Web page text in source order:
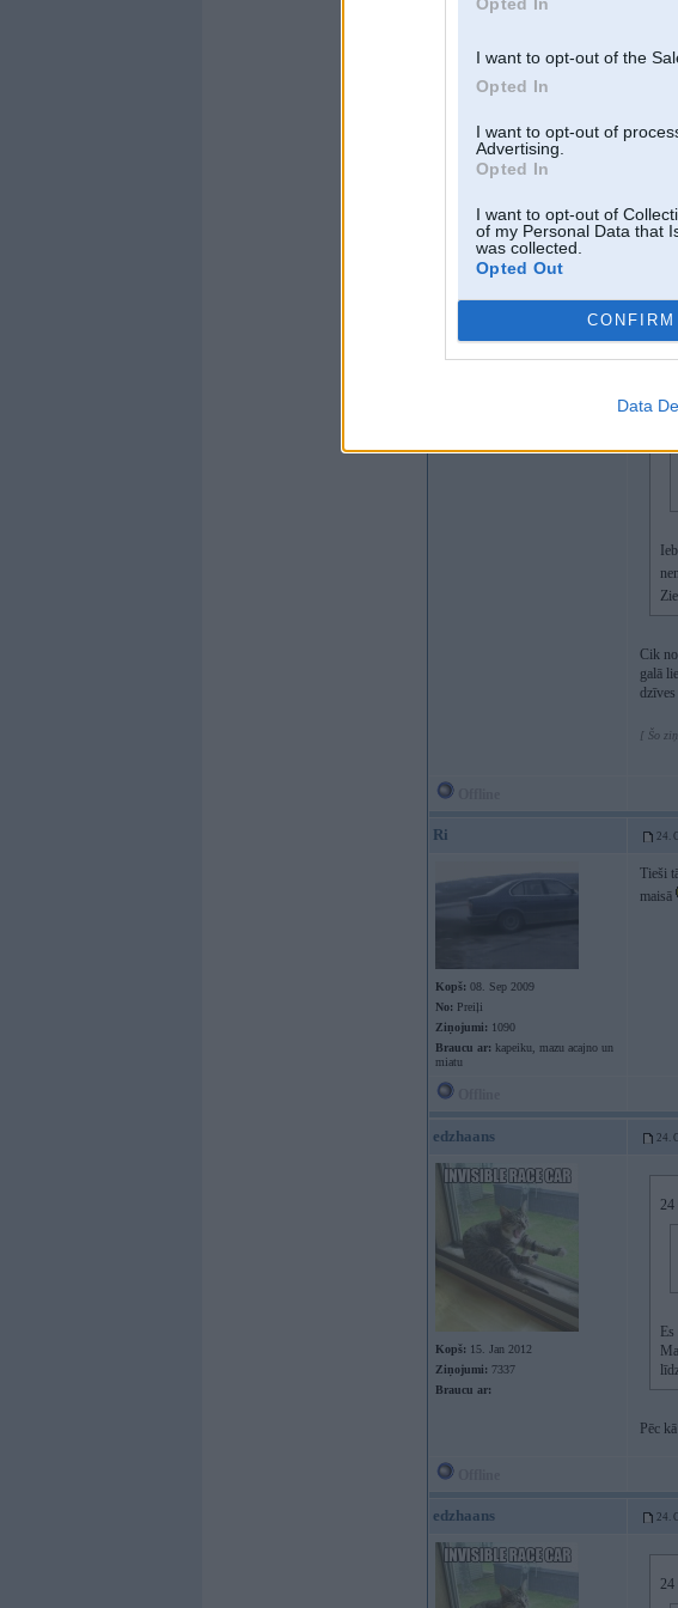
I want to opt-out of the
Opted In
I want to opt-out of
Advertising.
Opted In
I want to opt-out of
of my Personal Data that
was collected.
Opted Out
CONFIRM
Data
SAMURAI
Ziņojumi:7337
Braucu ar:
Cik
galā
[ Šo
Ri 24.
Kopš: 08. Sep 2009
No: Preiļi
Ziņojumi: 1090
Braucu ar: kapeiku, mazu acajno un
miatu
Tieši
maisā
edzhaans 24.
Kopš: 15. Jan 2012
Ziņojumi: 7337
Braucu ar:
24
Pēc
edzhaans 24.
24